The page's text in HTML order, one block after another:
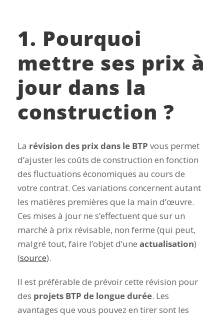
1. Pourquoi
mettre ses prix à
jour dans la
construction ?
La révision des prix dans le BTP vous permet
d’ajuster les coûts de construction en fonction
des fluctuations économiques au cours de
votre contrat. Ces variations concernent autant
les matières premières que la main d’œuvre.
Ces mises à jour ne s’effectuent que sur un
marché à prix révisable, non ferme (qui peut,
malgré tout, faire l’objet d’une actualisation)
(source).
Il est préférable de prévoir cette révision pour
des projets BTP de longue durée. Les
avantages que vous pouvez en tirer sont les